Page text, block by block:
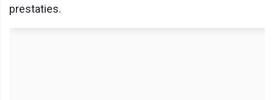
prestaties.